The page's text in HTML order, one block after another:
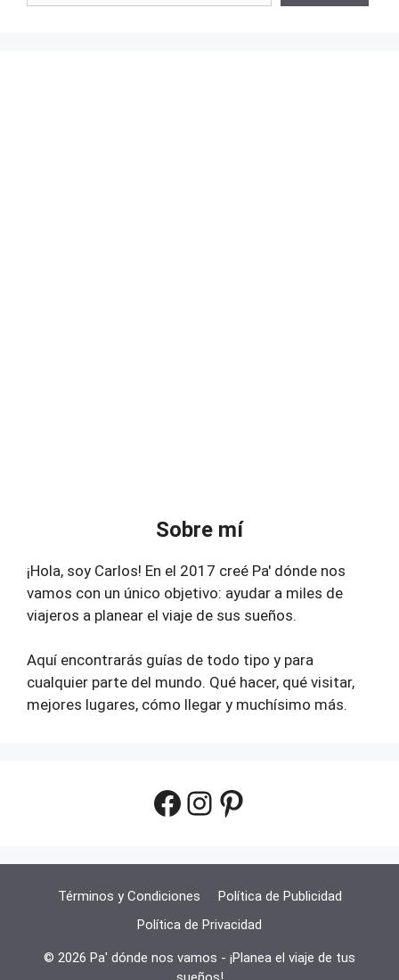
Sobre mí
¡Hola, soy Carlos! En el 2017 creé Pa' dónde nos
vamos con un único objetivo: ayudar a miles de
viajeros a planear el viaje de sus sueños.
Aquí encontrarás guías de todo tipo y para
cualquier parte del mundo. Qué hacer, qué visitar,
mejores lugares, cómo llegar y muchísimo más.
Facebook
Instagram
Pinterest
Términos y Condiciones
Política de Publicidad
Política de Privacidad
© 2026 Pa' dónde nos vamos - ¡Planea el viaje de tus